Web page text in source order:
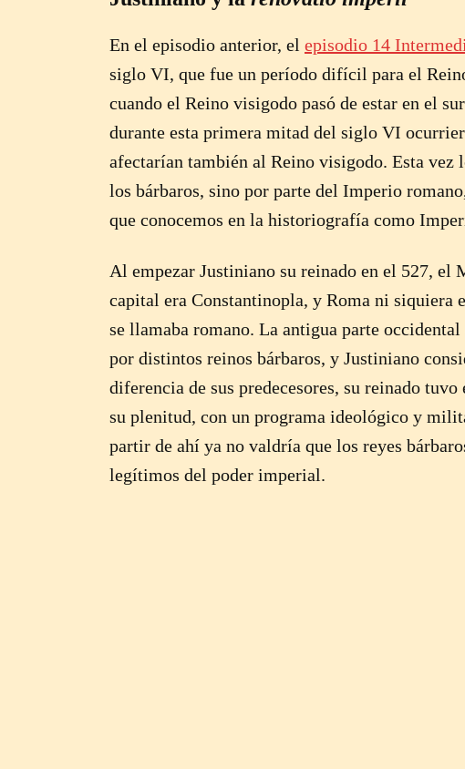
En el episodio anterior, el episodio 14
siglo VI, que fue un período difícil para el
cuando el Reino visigodo pasó de estar en el
durante esta primera mitad del siglo VI
afectarían también al Reino visigodo. Esta vez
los bárbaros, sino por parte del Imperio
que conocemos en la historiografía como
Al empezar Justiniano su reinado en el 527, el
capital era Constantinopla, y Roma ni siquiera
se llamaba romano. La antigua parte
por distintos reinos bárbaros, y Justiniano
diferencia de sus predecesores, su reinado
su plenitud, con un programa ideológico y
partir de ahí ya no valdría que los reyes
legítimos del poder imperial.